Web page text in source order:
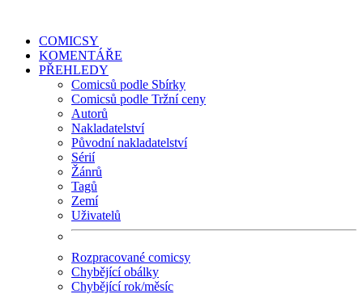
COMICSY
KOMENTÁŘE
PŘEHLEDY
Comicsů podle Sbírky
Comicsů podle Tržní ceny
Autorů
Nakladatelství
Původní nakladatelství
Sérií
Žánrů
Tagů
Zemí
Uživatelů
Rozpracované comicsy
Chybějící obálky
Chybějící rok/měsíc